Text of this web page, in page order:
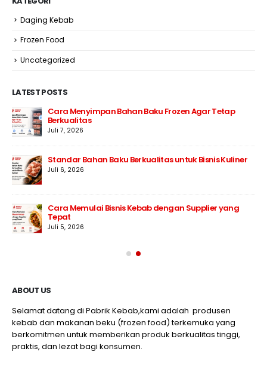
Daging Kebab
Frozen Food
Uncategorized
LATEST POSTS
Cara Menyimpan Bahan Baku Frozen Agar Tetap
Berkualitas
Juli 7, 2026
Standar Bahan Baku Berkualitas untuk Bisnis Kuliner
Juli 6, 2026
Cara Memulai Bisnis Kebab dengan Supplier yang
Tepat
Juli 5, 2026
ABOUT US
Selamat datang di Pabrik Kebab,kami adalah produsen
kebab dan makanan beku (frozen food) terkemuka yang
berkomitmen untuk memberikan produk berkualitas tinggi,
praktis, dan lezat bagi konsumen.